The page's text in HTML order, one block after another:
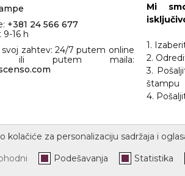
+381 24 566 677
16 h
svoj zahtev: 24/7 putem online
ili putem maila:
Mi
1.
2.
3.
štampu
4.
kolačiće za personalizaciju sadržaja i
Podešavanja Statistika